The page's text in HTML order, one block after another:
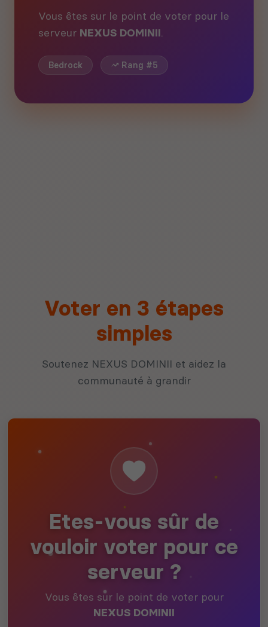
Vous êtes sur le point de voter pour le
serveur NEXUS DOMINII.
Bedrock Rang #5
Voter en 3 étapes
simples
Soutenez NEXUS DOMINII et aidez la
communauté à grandir
Etes-vous sûr de
vouloir voter pour ce
serveur ?
Vous êtes sur le point de voter pour
NEXUS DOMINII